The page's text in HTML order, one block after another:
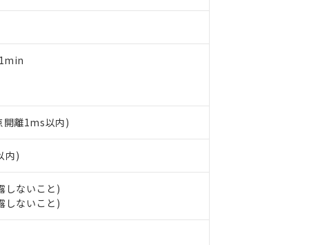
開離1ms以内)
内)
しないこと)
しないこと)
るお客様との取引・商談に必要な範囲で利用することをご了承くだ
情報の共同利用に関して"
ることができます。
書
するもので、過去に遡って非含有を証明するものではありません。
類４物質の対応では、対応完了までの期間は出荷製品に未対応品が
了していることから、特段のことがない限り、2022年1月12日よ
お問い合わせください。
況の情報を公開していない機種